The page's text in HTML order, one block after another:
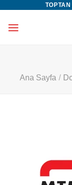
Ana Sayfa /